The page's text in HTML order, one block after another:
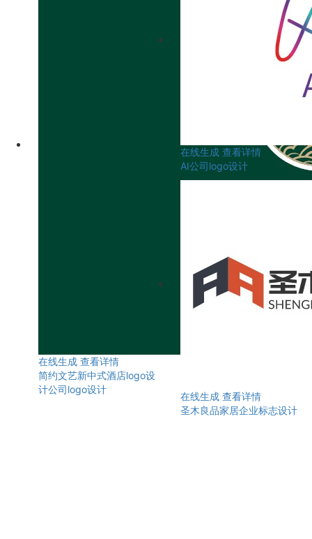
在线生成 查看详情
简约文艺新中式酒店logo设
计公司logo设计
在线生成 查看详情
AI公司logo设计
在线生成 查看详情
圣木良品家居企业标志设计